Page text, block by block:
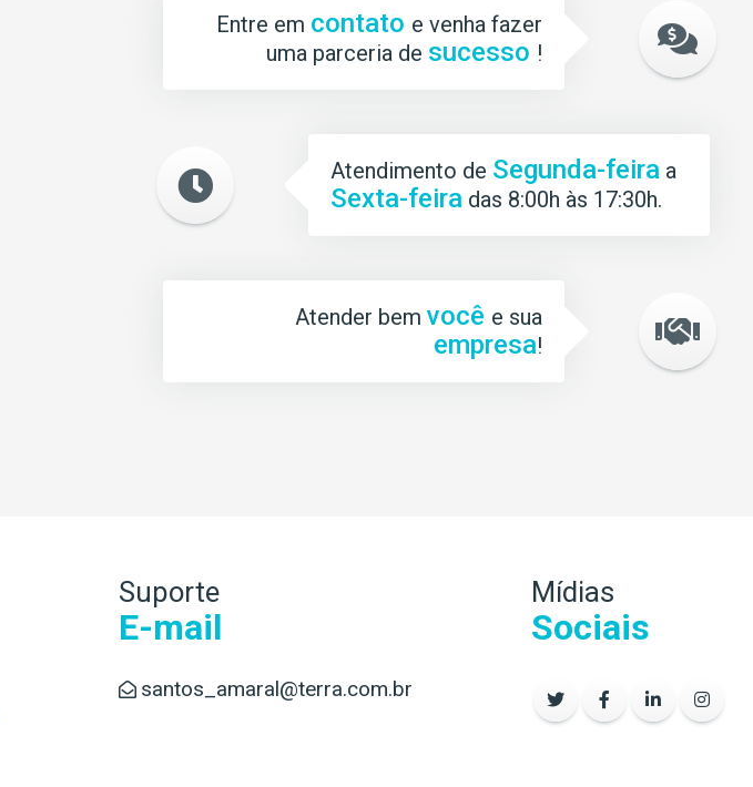
Entre em contato e venha fazer
uma parceria de sucesso !
Atendimento de Segunda-feira a
Sexta-feira das 8:00h às 17:30h.
Atender bemvocê e sua
empresa!
Suporte
E-mail
santos_amaral@terra.com.br
Mídias
Sociais